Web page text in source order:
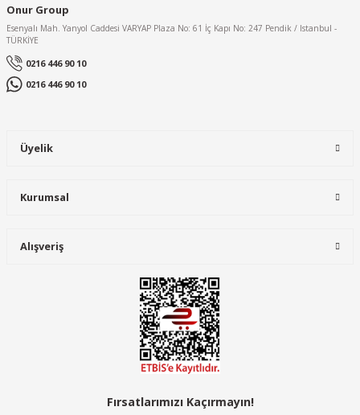
Onur Group
Esenyalı Mah. Yanyol Caddesi VARYAP Plaza No: 61 İç Kapı No: 247 Pendik / Istanbul -
TÜRKİYE
0216 446 90 10
0216 446 90 10
Üyelik
Kurumsal
Alışveriş
Fırsatlarımızı Kaçırmayın!